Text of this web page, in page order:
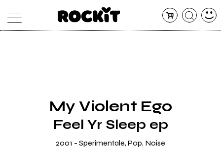
SHOP
RADIO
My Violent Ego
Feel Yr Sleep ep
2001 - Sperimentale, Pop, Noise